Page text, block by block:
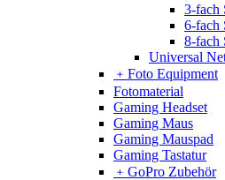
3-fach
6-fach
8-fach
Universal
﹢ Foto Equipment
Fotomaterial
Gaming Headset
Gaming Maus
Gaming Mauspad
Gaming Tastatur
﹢ GoPro Zubehör